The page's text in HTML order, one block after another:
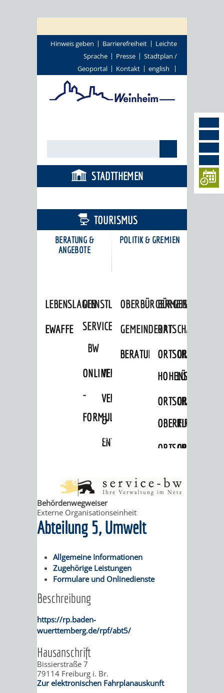
Hinweis geben Barrierefreiheit
Leichte
Sprache
Presse
Stadtplan /
Geoportal
Kontakt english
STADTTHEMEN
BERATUNG &
ANGEBOTE
LEBENSLAGEN
EWAFFE
DIENSTLEISTUNGEN
SERVICE
BW
ONLINE
-
FORMULARE
VERFAHRENSBESCHREIBUNG
VERSORGUNG
&
ENTSORGUNG
BEHÖRDENNUMMER
115
FAMILIEN
BERATUNG
UND
HILFE
KINDER
JUGENDLICHE
SENIOREN
UND
PFLEGE
BERATUNG
HILFE
POLITIK & GREMIEN
OBERBÜRGERMEISTER
GEMEINDERAT
BERATUNGSERGEBNISSE
ORTSCHAFTSRÄTE
ORTSCHAFTSRAT
HOHENSACHSEN
ORTSCHAFTSRAT
ORTSCHAFTSRAT
AUSSCHÜSSE
UND
AUSSCHUSS
FÜR
UMWELT
HAUPTAUSSCHUSS
TAGESORDNUNG
TOURISMUS
KARRIEREPORTAL
Bürgerservice
Behördenwegweiser
Externe Organisationseinheit
Abteilung 5, Umwelt
Allgemeine Informationen
Zugehörige Leistungen
Formulare und Onlinedienste
Beschreibung
https://rp.baden-
wuerttemberg.de/rpf/abt5/
Hausanschrift
Bissierstraße 7
79114 Freiburg i. Br.
Zur elektronischen Fahrplanauskunft